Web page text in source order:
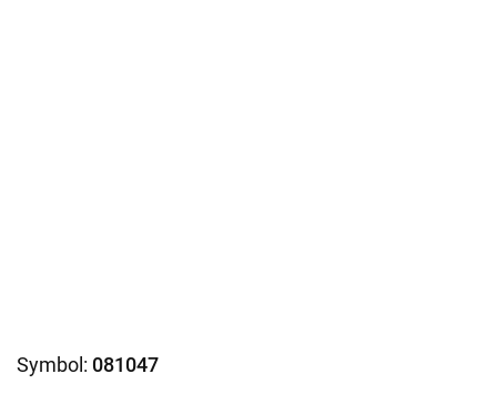
Symbol: 081047